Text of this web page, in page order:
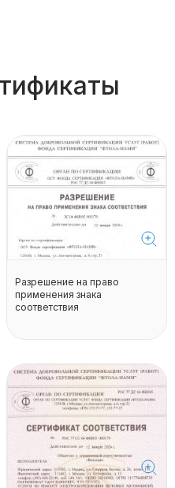
Разрешение на право
применения знака
соответствия